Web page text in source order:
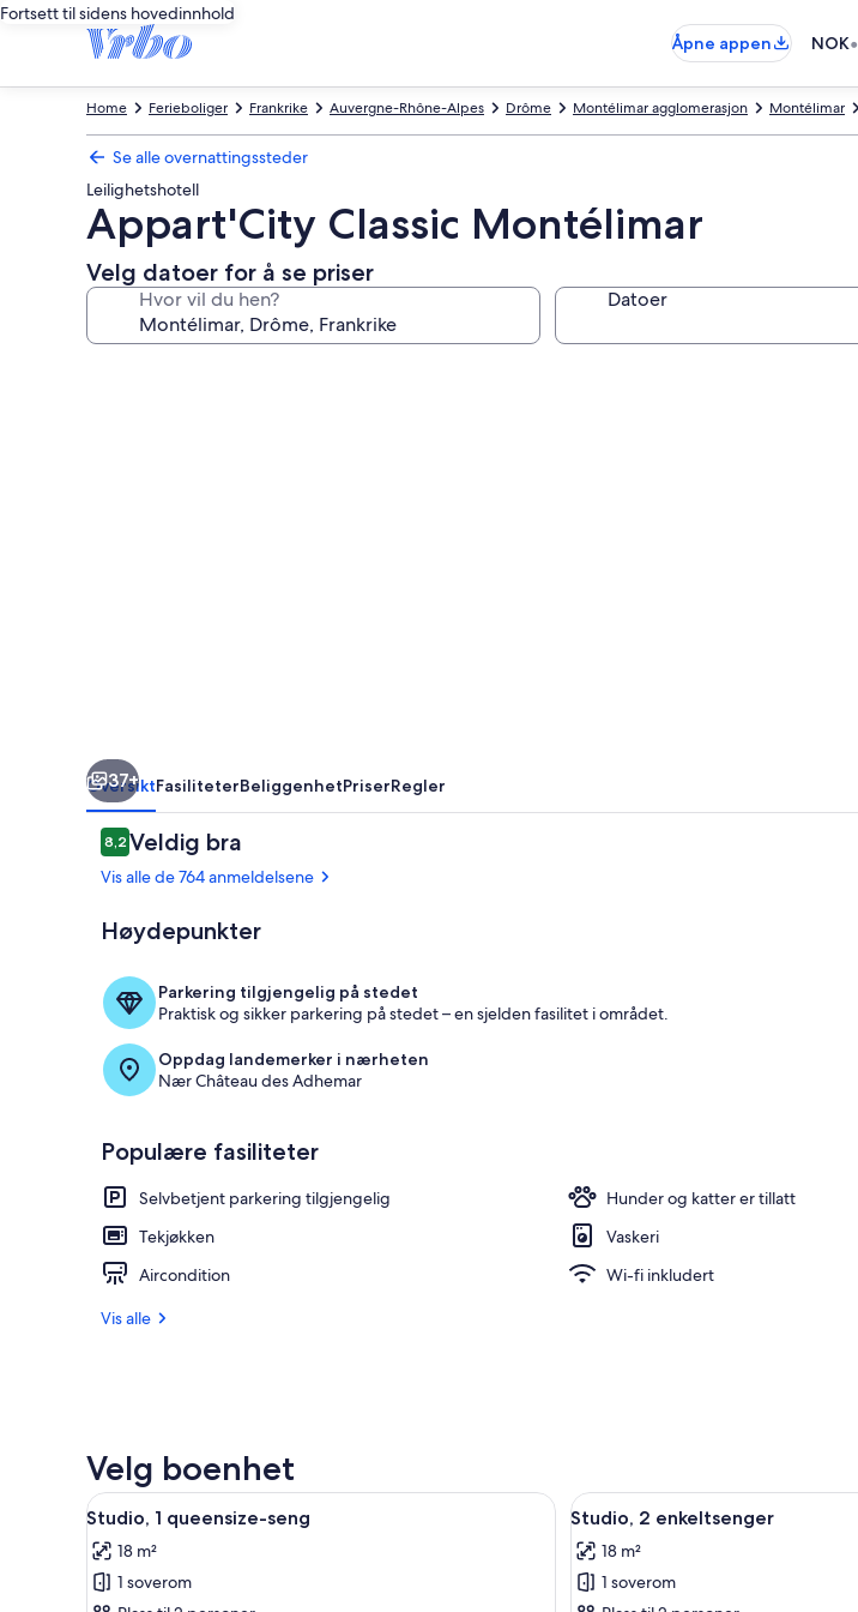
Fortsett til sidens hovedinnhold
Åpne appen
NOK•
Montélimar
Montélimar agglomerasjon
Drôme
Auvergne-Rhône-Alpes
Frankrike
Ferieboliger
Home
Se alle overnattingssteder
Leilighetshotell
Appart'City Classic Montélimar
Velg datoer for å se priser
Hvor vil du hen? Datoer
37+
OversiktFasiliteterBeliggenhetPriserRegler
Anmeldelser
8,28,2 av 10 –
Veldig bra
Vis alle de 764 anmeldelsene
Høydepunkter
Parkering tilgjengelig på stedet
Praktisk og sikker parkering på stedet – en sjelden fasilitet i området.
Oppdag landemerker i nærheten
Nær Château des Adhemar
Populære fasiliteter
Selvbetjent parkering tilgjengelig
Hunder og katter er tillatt
Tekjøkken
Vaskeri
Aircondition
Wi-fi inkludert
Vis alle
Velg boenhet
Åpne
alle
bildene
av
5
Studio, 1 queensize-seng
18 m²
1 soverom
Åpne
alle
bildene
av
5
Studio, 2 enkeltsenger
18 m²
1 soverom